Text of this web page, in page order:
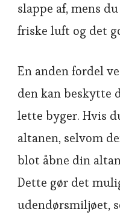
slappe af, mens
friske luft og det
En anden fordel
den kan beskytte
lette byger. Hvis
altanen, selvom
blot åbne din
Dette gør det
udendørsmiljøet,